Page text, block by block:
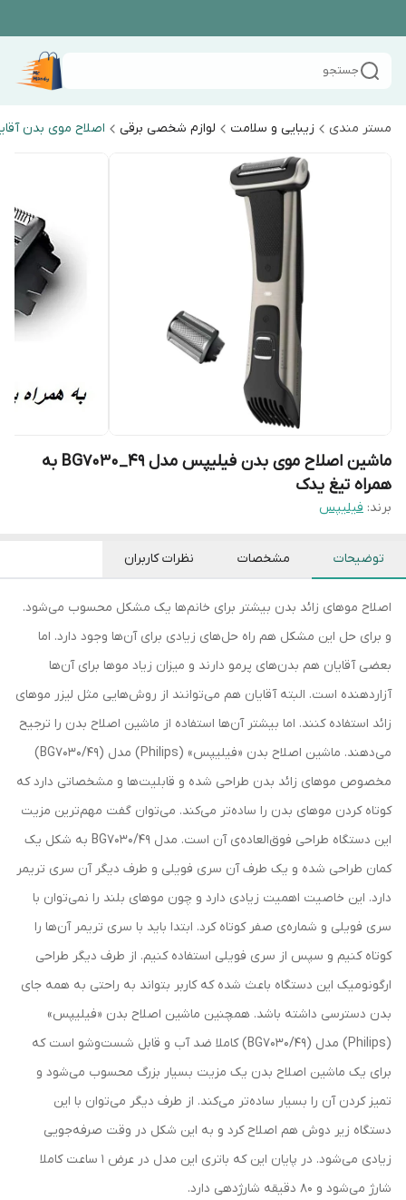
جستجو
مستر مندی زیبایی و سلامت لوازم شخصی برقی اصلاح موی بدن
ماشین اصلاح موی بدن فیلیپس مدل 49_BG7030 به
همراه تیغ یدک
برند: فیلیپس
توضیحات مشخصات نظرات کاربران
اصلاح موهای زائد بدن بیشتر برای خانم‌ها یک مشکل محسوب می‌شود.
و برای حل این مشکل هم راه حل‌های زیادی برای آن‌ها وجود دارد. اما
بعضی آقایان هم بدن‌های پرمو دارند و میزان زیاد موها برای آن‌ها
آزاردهنده است. البته آقایان هم می‌توانند از روش‌هایی مثل لیزر موهای
زائد استفاده کنند. اما بیشتر آن‌ها استفاده از ماشین‌ اصلاح بدن را ترجیح
می‌دهند. ماشین اصلاح بدن «فیلیپس» (Philips) مدل (BG7030/49)
مخصوص موهای زائد بدن طراحی شده و قابلیت‌ها و مشخصاتی دارد که
کوتاه کردن موهای بدن را ساده‌تر می‌کند. می‌توان گفت مهم‌ترین مزیت
این دستگاه طراحی فوق‌العاده‌ی آن است. مدل BG7030/49 به شکل یک
کمان طراحی شده و یک طرف آن سری فویلی و طرف دیگر آن سری تریمر
دارد. این خاصیت اهمیت زیادی دارد و چون موهای بلند را نمی‌توان با
سری فویلی و شماره‌ی صفر کوتاه کرد. ابتدا باید با سری تریمر آن‌ها را
کوتاه کنیم و سپس از سری فویلی استفاده کنیم. از طرف دیگر طراحی
ارگونومیک این دستگاه باعث شده که کاربر بتواند به راحتی به همه جای
بدن دسترسی داشته باشد. همچنین ماشین اصلاح بدن «فیلیپس»
(Philips) مدل (BG7030/49) کاملا ضد آب و قابل شست‌وشو است که
برای یک ماشین اصلاح بدن یک مزیت بسیار بزرگ محسوب می‌شود و
تمیز کردن آن را بسیار ساده‌تر می‌کند. از طرف دیگر می‌توان با این
دستگاه زیر دوش هم اصلاح کرد و به این شکل در وقت صرفه‌جویی
زیادی می‌شود. در پایان این که باتری این مدل در عرض 1 ساعت کاملا
شارژ می‌شود و 80 دقیقه شارژدهی دارد.